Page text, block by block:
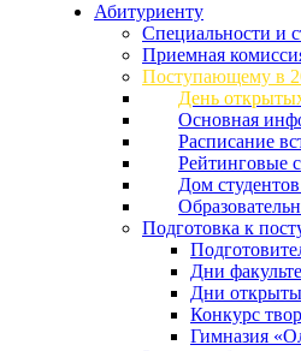
Абитуриенту
Специальности и
Приемная
Поступающему в
День
Основная
Расписание
Рейтинговые
Дом
Подготовка к
Дни
Дни
Конкурс
Гимназия